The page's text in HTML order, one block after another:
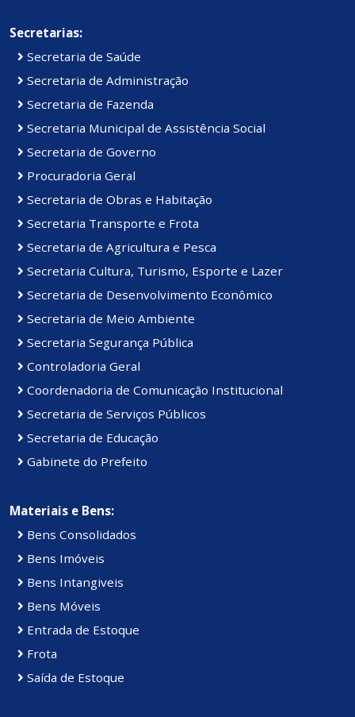
Secretarias:
Secretaria de Saúde
Secretaria de Administração
Secretaria de Fazenda
Secretaria Municipal de Assistência Social
Secretaria de Governo
Procuradoria Geral
Secretaria de Obras e Habitação
Secretaria Transporte e Frota
Secretaria de Agricultura e Pesca
Secretaria Cultura, Turismo, Esporte e Lazer
Secretaria de Desenvolvimento Econômico
Secretaria de Meio Ambiente
Secretaria Segurança Pública
Controladoria Geral
Coordenadoria de Comunicação Institucional
Secretaria de Serviços Públicos
Secretaria de Educação
Gabinete do Prefeito
Materiais e Bens:
Bens Consolidados
Bens Imóveis
Bens Intangiveis
Bens Móveis
Entrada de Estoque
Frota
Saída de Estoque